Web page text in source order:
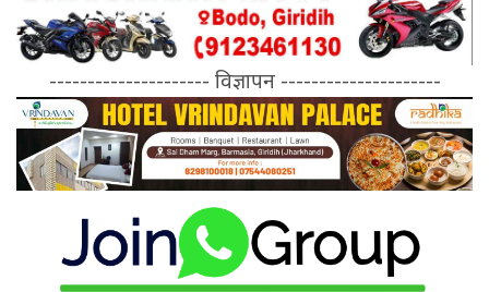
--------------------- विज्ञापन ---------------------